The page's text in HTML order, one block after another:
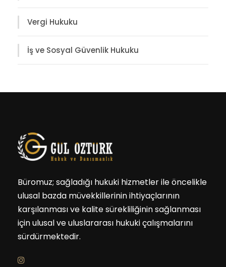
Vergi Hukuku
İş ve Sosyal Güvenlik Hukuku
Büromuz; sağladığı hukuki hizmetler ile öncelikle
ulusal bazda müvekkillerinin ihtiyaçlarının
karşılanması ve kalite sürekliliğinin sağlanması
için ulusal ve uluslararası hukuki çalışmalarını
sürdürmektedir.